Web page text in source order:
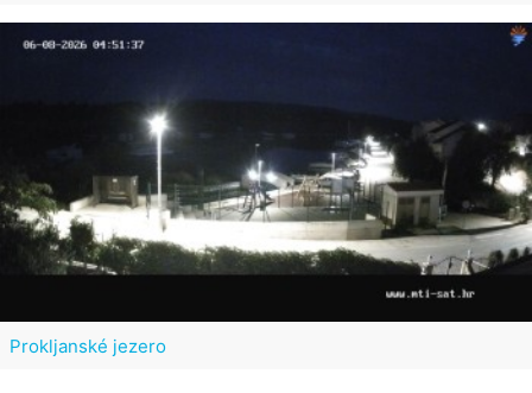
Prokljanské jezero